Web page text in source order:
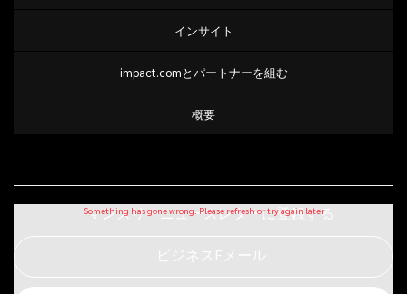
インサイト
impact.comとパートナーを組む
概要
マンスリーニュースレターに登録する
ビジネスEメール